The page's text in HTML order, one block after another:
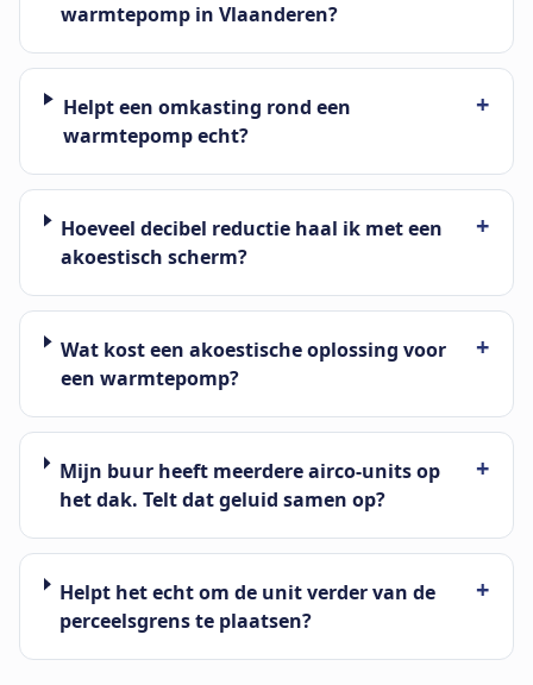
warmtepomp in Vlaanderen?
Helpt een omkasting rond een
warmtepomp echt?
+
Hoeveel decibel reductie haal ik met een
akoestisch scherm?
+
Wat kost een akoestische oplossing voor
een warmtepomp?
+
Mijn buur heeft meerdere airco-units op
het dak. Telt dat geluid samen op?
+
Helpt het echt om de unit verder van de
perceelsgrens te plaatsen?
+